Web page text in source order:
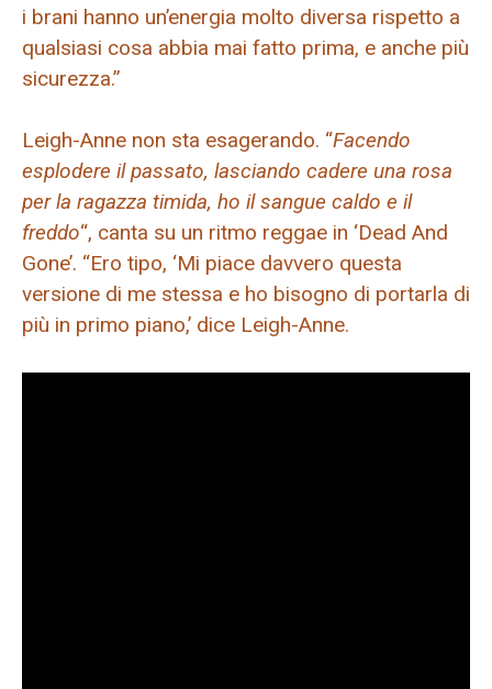
i brani hanno un’energia molto diversa rispetto a
qualsiasi cosa abbia mai fatto prima, e anche più
sicurezza.”
Leigh-Anne non sta esagerando. “Facendo
esplodere il passato, lasciando cadere una rosa
per la ragazza timida, ho il sangue caldo e il
freddo“, canta su un ritmo reggae in ‘Dead And
Gone’. “Ero tipo, ‘Mi piace davvero questa
versione di me stessa e ho bisogno di portarla di
più in primo piano,’ dice Leigh-Anne.